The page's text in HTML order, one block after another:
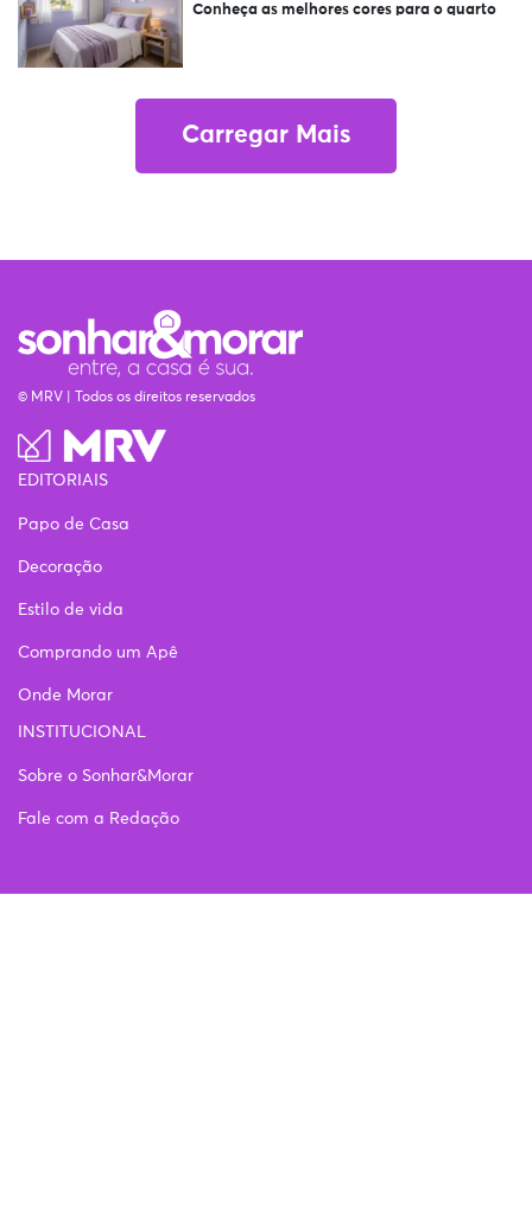
Conheça as melhores cores para o quarto
Carregar Mais
© MRV | Todos os direitos reservados
EDITORIAIS
Papo de Casa
Decoração
Estilo de vida
Comprando um Apê
Onde Morar
INSTITUCIONAL
Sobre o Sonhar&Morar
Fale com a Redação